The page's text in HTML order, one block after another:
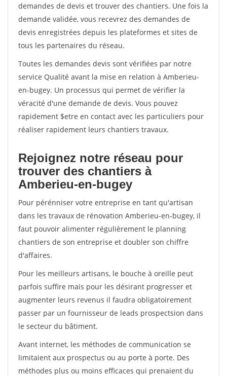
demandes de devis et trouver des chantiers. Une fois la
demande validée, vous recevrez des demandes de
devis enregistrées depuis les plateformes et sites de
tous les partenaires du réseau.
Toutes les demandes devis sont vérifiées par notre
service Qualité avant la mise en relation à Amberieu-
en-bugey. Un processus qui permet de vérifier la
véracité d'une demande de devis. Vous pouvez
rapidement $etre en contact avec les particuliers pour
réaliser rapidement leurs chantiers travaux.
Rejoignez notre réseau pour
trouver des chantiers à
Amberieu-en-bugey
Pour pérénniser votre entreprise en tant qu'artisan
dans les travaux de rénovation Amberieu-en-bugey, il
faut pouvoir alimenter régulièrement le planning
chantiers de son entreprise et doubler son chiffre
d'affaires.
Pour les meilleurs artisans, le bouche à oreille peut
parfois suffire mais pour les désirant progresser et
augmenter leurs revenus il faudra obligatoirement
passer par un fournisseur de leads prospectsion dans
le secteur du bâtiment.
Avant internet, les méthodes de communication se
limitaient aux prospectus ou au porte à porte. Des
méthodes plus ou moins efficaces qui prenaient du